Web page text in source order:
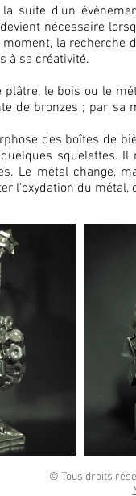
suite d'un
nécessaire
moment, la recherche
à sa créativité.
le bois ou le
de bronzes ; par sa
des boîtes de
squelettes. Il
Le métal change,
l'oxydation du
© Tous droits